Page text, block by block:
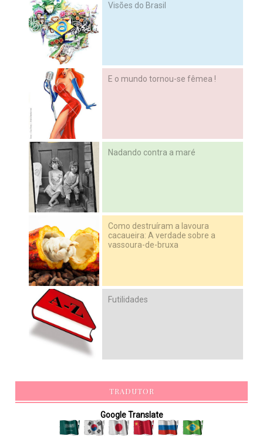
Visões do Brasil
E o mundo tornou-se fêmea !
Nadando contra a maré
Como destruíram a lavoura
cacaueira: A verdade sobre a
vassoura-de-bruxa
Futilidades
TRADUTOR
Google Translate